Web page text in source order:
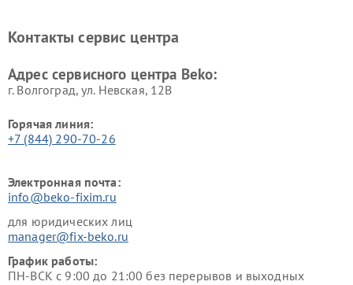
Ремонт холодильников Beko Ремонт морозильных камер
Контакты сервис центра
Адрес сервисного центра Beko:
г. Волгоград, ул. Невская, 12В
Горячая линия:
+7 (844) 290-70-26
Электронная почта:
info@beko-fixim.ru
для юридических лиц
manager@fix-beko.ru
График работы:
ПН-ВСК с 9:00 до 21:00 без перерывов и выходных